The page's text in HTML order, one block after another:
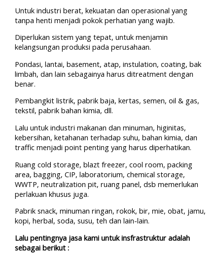
Untuk industri berat, kekuatan dan operasional yang
tanpa henti menjadi pokok perhatian yang wajib.
Diperlukan sistem yang tepat, untuk menjamin
kelangsungan produksi pada perusahaan.
Pondasi, lantai, basement, atap, instulation, coating, bak
limbah, dan lain sebagainya harus ditreatment dengan
benar.
Pembangkit listrik, pabrik baja, kertas, semen, oil & gas,
tekstil, pabrik bahan kimia, dll.
Lalu untuk industri makanan dan minuman, higinitas,
kebersihan, ketahanan terhadap suhu, bahan kimia, dan
traffic menjadi point penting yang harus diperhatikan.
Ruang cold storage, blazt freezer, cool room, packing
area, bagging, CIP, laboratorium, chemical storage,
WWTP, neutralization pit, ruang panel, dsb memerlukan
perlakuan khusus juga.
Pabrik snack, minuman ringan, rokok, bir, mie, obat, jamu,
kopi, herbal, soda, susu, teh dan lain-lain.
Lalu pentingnya jasa kami untuk insfrastruktur adalah
sebagai berikut :